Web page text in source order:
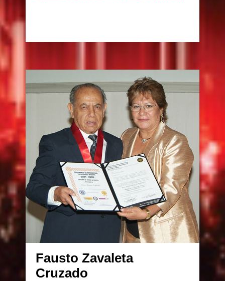
Fausto Zavaleta
Cruzado